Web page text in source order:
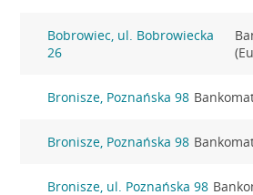
Bobrowiec, ul. Bobrowiecka
26
Bronisze, Poznańska 98
Bronisze, Poznańska 98
Bronisze, ul. Poznańska 98